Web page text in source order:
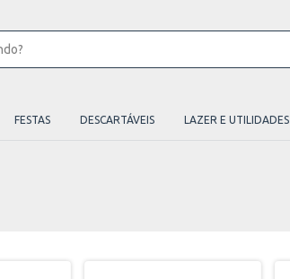
FESTAS DESCARTÁVEIS LAZER E UTILIDADES